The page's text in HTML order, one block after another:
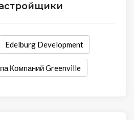
Edelburg Development
Компаний Greenville